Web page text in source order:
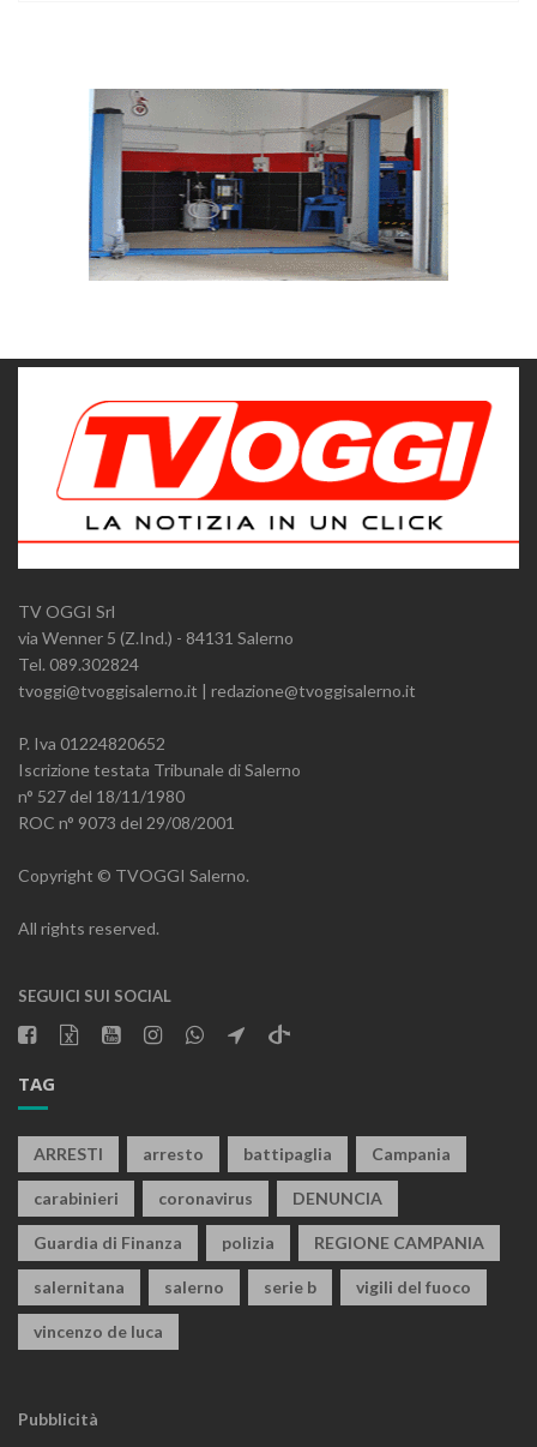
TV OGGI Srl
via Wenner 5 (Z.Ind.) - 84131 Salerno
Tel. 089.302824
tvoggi@tvoggisalerno.it | redazione@tvoggisalerno.it
P. Iva 01224820652
Iscrizione testata Tribunale di Salerno
n° 527 del 18/11/1980
ROC n° 9073 del 29/08/2001
Copyright © TVOGGI Salerno.
All rights reserved.
SEGUICI SUI SOCIAL
TAG
ARRESTI arresto battipaglia Campania
carabinieri coronavirus DENUNCIA
Guardia di Finanza polizia REGIONE CAMPANIA
salernitana salerno serie b vigili del fuoco
vincenzo de luca
Pubblicità